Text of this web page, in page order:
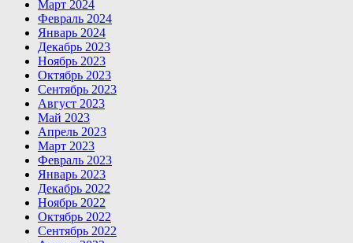
Март 2024
Февраль 2024
Январь 2024
Декабрь 2023
Ноябрь 2023
Октябрь 2023
Сентябрь 2023
Август 2023
Май 2023
Апрель 2023
Март 2023
Февраль 2023
Январь 2023
Декабрь 2022
Ноябрь 2022
Октябрь 2022
Сентябрь 2022